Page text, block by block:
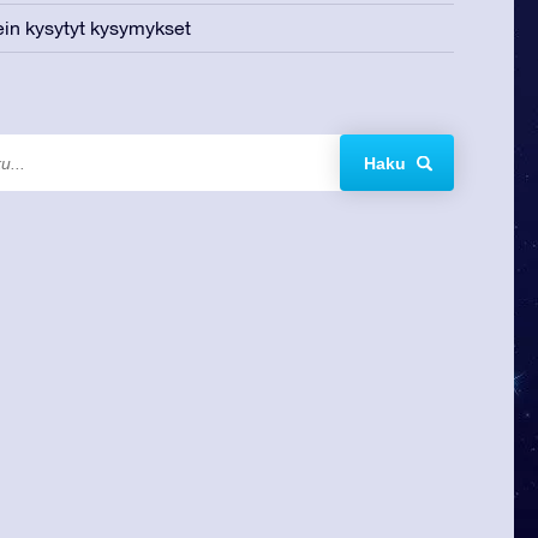
kysytyt kysymykset
Haku